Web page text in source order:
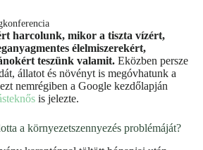
harcolunk, mikor a tiszta vízért,
élelmiszerekért,
teszünk valamit. Eközben persze
állatot és növényt is megóvhatunk a
nemrégiben a Google kezdőlapján
is jelezte.
a környezetszennyezés problémáját?